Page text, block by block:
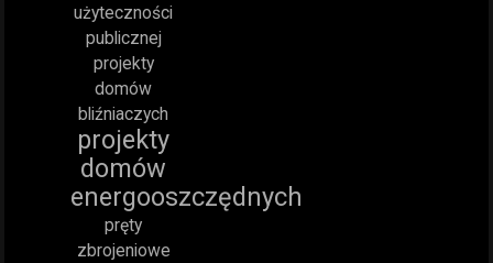
użyteczności
publicznej
projekty
domów
bliźniaczych
projekty
domów
energooszczędnych
pręty
zbrojeniowe